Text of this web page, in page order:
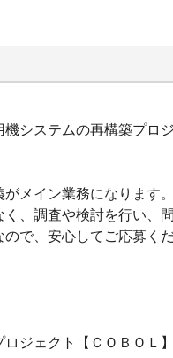
システムの再構築プ
メイン業務になります。
、調査や検討を行い、
で、安心してご応募くだ
ロジェクト【ＣＯＢＯＬ